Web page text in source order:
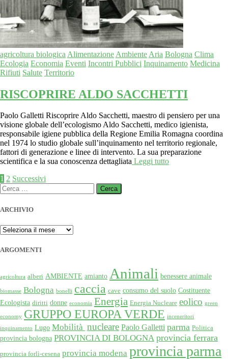
agricoltura biologica Alimentazione Ambiente Aria Bologna Clima
Ecologia Economia Eventi Incontri Pubblici Inquinamento Medicina
Rifiuti Salute Territorio
RISCOPRIRE ALDO SACCHETTI
Paolo Galletti Riscoprire Aldo Sacchetti, maestro di pensiero per una
visione globale dell’ecologismo Aldo Sacchetti, medico igienista,
responsabile igiene pubblica della Regione Emilia Romagna coordina
nel 1974 lo studio globale sull’inquinamento nel territorio regionale,
fattori di generazione e linee di intervento. La sua preparazione
scientifica e la sua conoscenza dettagliata Leggi tutto
Paginazione
degli
articoli
1 2 Successivi
Ricerca
per:
ARCHIVIO
ARCHIVIO
ARGOMENTI
agricoltura alberi AMBIENTE amianto Animali benessere animale
biomasse Bologna bonelli caccia cave consumo del suolo Costituente
Ecologista diritti donne economia Energia Energia Nucleare eolico green
economy GRUPPO EUROPA VERDE inceneritori
inquinamento Lugo Mobilità nucleare Paolo Galletti parma Politica
provincia bologna PROVINCIA DI BOLOGNA provincia ferrara
provincia forlì-cesena provincia modena provincia parma